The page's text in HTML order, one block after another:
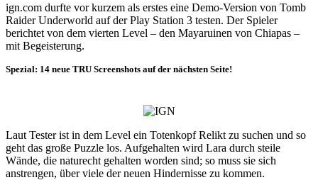
ign.com durfte vor kurzem als erstes eine Demo-Version von Tomb
Raider Underworld auf der Play Station 3 testen. Der Spieler
berichtet von dem vierten Level – den Mayaruinen von Chiapas –
mit Begeisterung.
Spezial: 14 neue TRU Screenshots auf der nächsten Seite!
Laut Tester ist in dem Level ein Totenkopf Relikt zu suchen und so
geht das große Puzzle los. Aufgehalten wird Lara durch steile
Wände, die naturecht gehalten worden sind; so muss sie sich
anstrengen, über viele der neuen Hindernisse zu kommen.